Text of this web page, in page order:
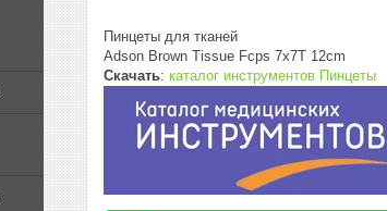
Пинцеты для тканей
Adson Brown Tissue Fcps 7x7T 12cm
Скачать: каталог инструментов Пинцеты